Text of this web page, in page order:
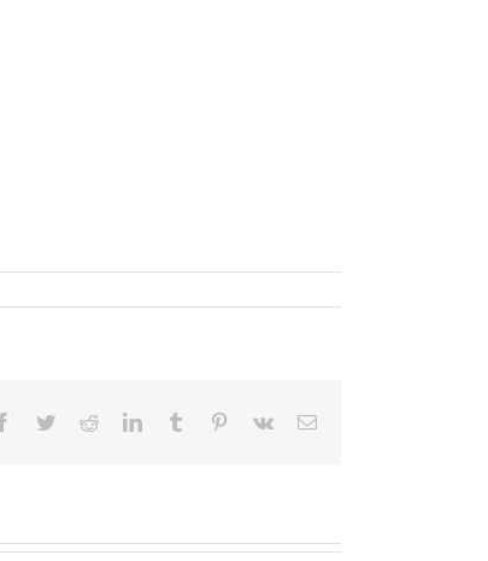
Facebook
TwitterRedditLinkedInTumblr Pinterest
Vk
Correo